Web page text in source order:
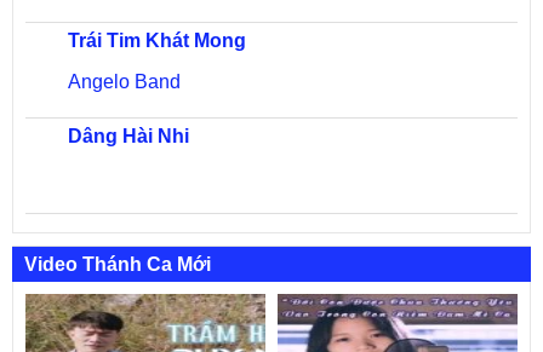
Trái Tim Khát Mong
Angelo Band
Dâng Hài Nhi
Video Thánh Ca Mới